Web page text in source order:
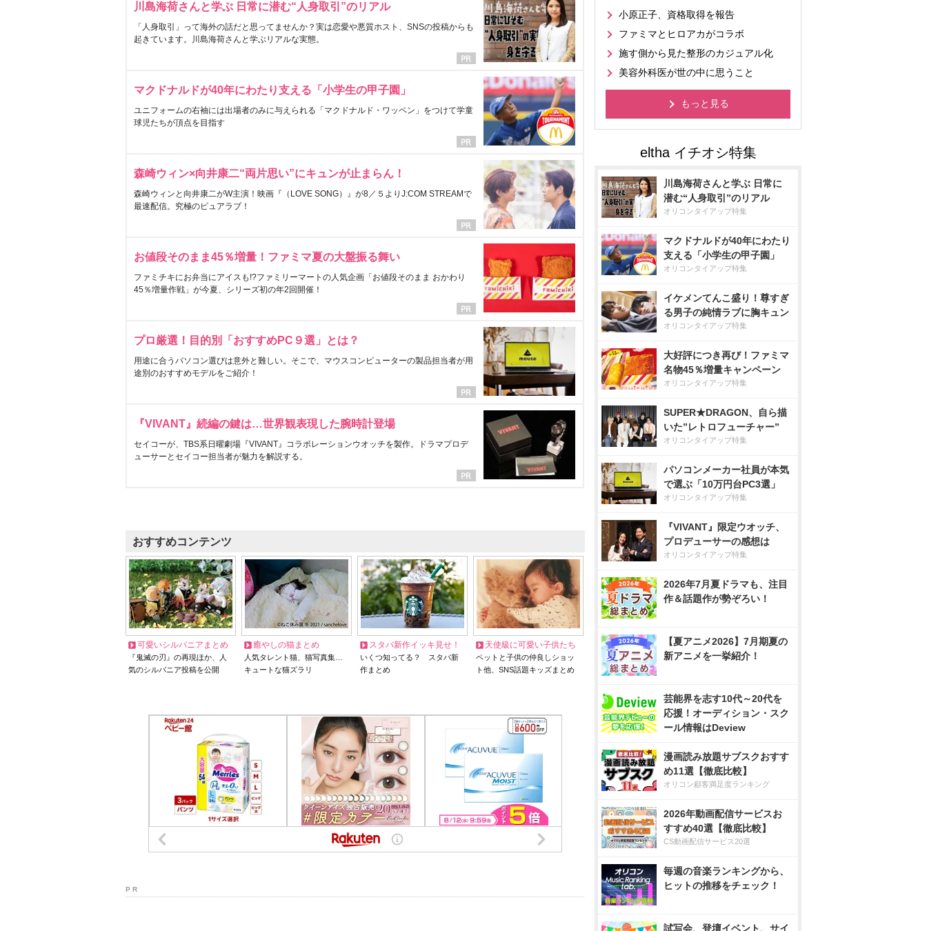
川島海荷さんと学ぶ 日常に潜む“人身取引”のリアル
「人身取引」って海外の話だと思ってませんか？実は恋愛や悪質ホスト、SNSの投稿からも
起きています。川島海荷さんと学ぶリアルな実態。
マクドナルドが40年にわたり支える「小学生の甲子園」
ユニフォームの右袖には出場者のみに与えられる「マクドナルド・ワッペン」をつけて学童
球児たちが頂点を目指す
森崎ウィン×向井康二“両片思い”にキュンが止まらん！
森崎ウィンと向井康二がW主演！映画『（LOVE SONG）』が8／５よりJ:COM STREAMで
最速配信。究極のピュアラブ！
お値段そのまま45％増量！ファミマ夏の大盤振る舞い
ファミチキにお弁当にアイスも!?ファミリーマートの人気企画「お値段そのまま おかわり
45％増量作戦」が今夏、シリーズ初の年2回開催！
プロ厳選！目的別「おすすめPC９選」とは？
用途に合うパソコン選びは意外と難しい。そこで、マウスコンピューターの製品担当者が用
途別のおすすめモデルをご紹介！
『VIVANT』続編の鍵は…世界観表現した腕時計登場
セイコーが、TBS系日曜劇場『VIVANT』コラボレーションウオッチを製作。ドラマプロデ
ューサーとセイコー担当者が魅力を解説する。
おすすめコンテンツ
可愛いシルバニアまとめ
『鬼滅の刃』の再現ほか、人
気のシルバニア投稿を公開
癒やしの猫まとめ
人気タレント猫、猫写真集…
キュートな猫ズラリ
スタバ新作イッキ見せ！
いくつ知ってる？ スタバ新
作まとめ
天使級に可愛い子供たち
ペットと子供の仲良しショッ
ト他、SNS話題キッズまとめ
P R
小原正子、資格取得を報告
ファミマとヒロアカがコラボ
施す側から見た整形のカジュアル化
美容外科医が世の中に思うこと
もっと見る
川島海荷さんと学ぶ 日常に
潜む“人身取引”のリアル
オリコンタイアップ特集
マクドナルドが40年にわたり
支える「小学生の甲子園」
オリコンタイアップ特集
イケメンてんこ盛り！尊すぎ
る男子の純情ラブに胸キュン
オリコンタイアップ特集
大好評につき再び！ファミマ
名物45％増量キャンペーン
オリコンタイアップ特集
SUPER★DRAGON、自ら描
いた”レトロフューチャー”
オリコンタイアップ特集
パソコンメーカー社員が本気
で選ぶ「10万円台PC3選」
オリコンタイアップ特集
『VIVANT』限定ウオッチ、
プロデューサーの感想は
オリコンタイアップ特集
2026年7月夏ドラマも、注目
作＆話題作が勢ぞろい！
【夏アニメ2026】7月期夏の
新アニメを一挙紹介！
芸能界を志す10代～20代を
応援！オーディション・スク
ール情報はDeview
漫画読み放題サブスクおすす
め11選【徹底比較】
オリコン顧客満足度ランキング
2026年動画配信サービスお
すすめ40選【徹底比較】
CS動画配信サービス20選
毎週の音楽ランキングから、
ヒットの推移をチェック！
試写会、登壇イベント、サイ